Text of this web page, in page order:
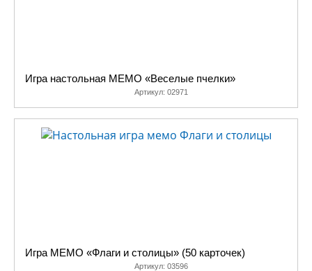
Игра настольная МЕМО «Веселые пчелки»
Артикул: 02971
Игра МЕМО «Флаги и столицы» (50 карточек)
Артикул: 03596